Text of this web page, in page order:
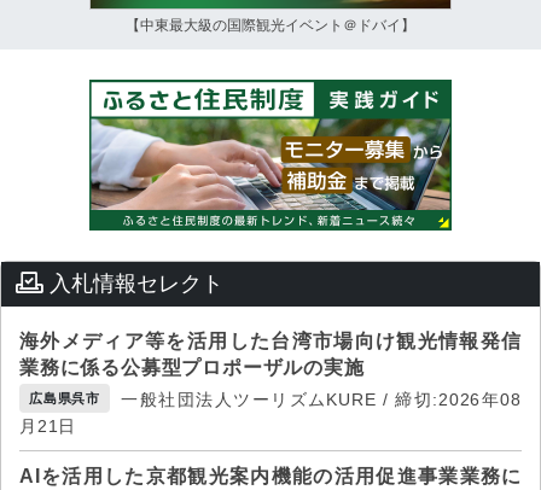
【中東最大級の国際観光イベント＠ドバイ】
入札情報セレクト
海外メディア等を活用した台湾市場向け観光情報発信
業務に係る公募型プロポーザルの実施
広島県呉市
一般社団法人ツーリズムKURE / 締切:2026年08
月21日
AIを活用した京都観光案内機能の活用促進事業業務に